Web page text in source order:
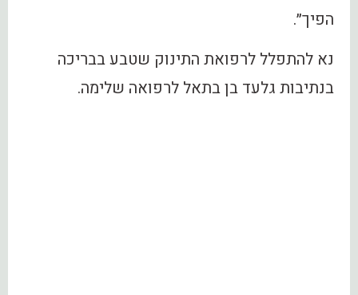
הפיך״.
נא להתפלל לרפואת התינוק שטבע בבריכה
בנתיבות גלעד בן בתאל לרפואה שלימה.